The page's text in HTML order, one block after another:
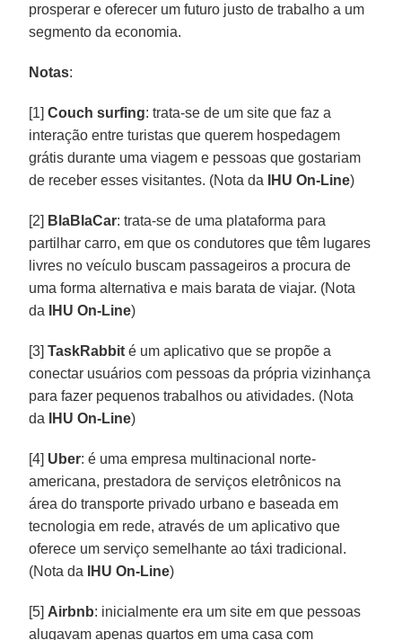
prosperar e oferecer um futuro justo de trabalho a um
segmento da economia.
Notas:
[1]Couch surfing: trata-se de um site que faz a
interação entre turistas que querem hospedagem
grátis durante uma viagem e pessoas que gostariam
de receber esses visitantes. (Nota da IHU On-Line)
[2] BlaBlaCar: trata-se de uma plataforma para
partilhar carro, em que os condutores que têm lugares
livres no veículo buscam passageiros a procura de
uma forma alternativa e mais barata de viajar. (Nota
da IHU On-Line)
[3]TaskRabbit é um aplicativo que se propõe a
conectar usuários com pessoas da própria vizinhança
para fazer pequenos trabalhos ou atividades. (Nota
da IHU On-Line)
[4] Uber: é uma empresa multinacional norte-
americana, prestadora de serviços eletrônicos na
área do transporte privado urbano e baseada em
tecnologia em rede, através de um aplicativo que
oferece um serviço semelhante ao táxi tradicional.
(Nota da IHU On-Line)
[5] Airbnb: inicialmente era um site em que pessoas
alugavam apenas quartos em uma casa com